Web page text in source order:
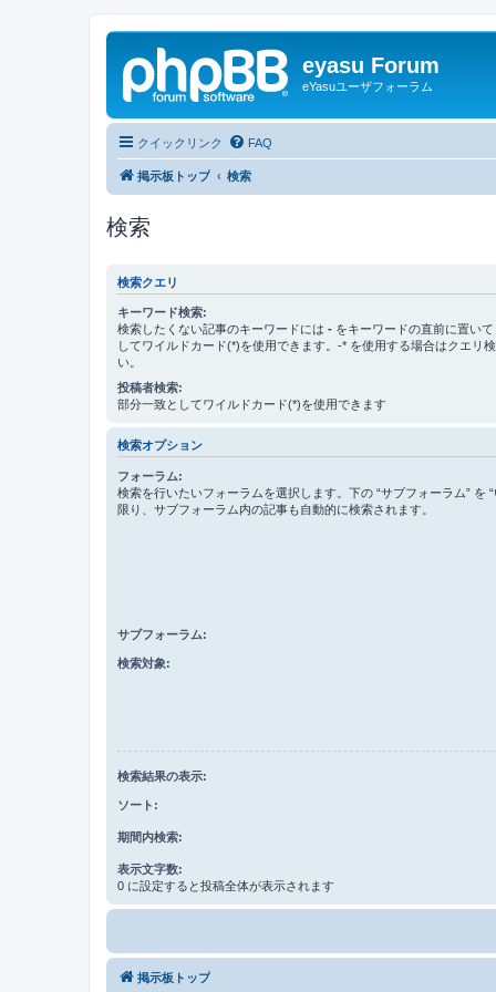
eyasu Forum
eYasuユーザフォーラム
クイックリンク FAQ
掲示板トップ 検索
検索
検索クエリ
キーワード検索:
検索したくない記事のキーワードには - をキーワードの直前に置い
してワイルドカード(*)を使用できます。-* を使用する場合はクエリ
い。
投稿者検索:
部分一致としてワイルドカード(*)を使用できます
検索オプション
フォーラム:
検索を行いたいフォーラムを選択します。下の “サブフォーラム” を
限り、サブフォーラム内の記事も自動的に検索されます。
サブフォーラム:
検索対象:
検索結果の表示:
ソート:
期間内検索:
表示文字数:
0 に設定すると投稿全体が表示されます
掲示板トップ